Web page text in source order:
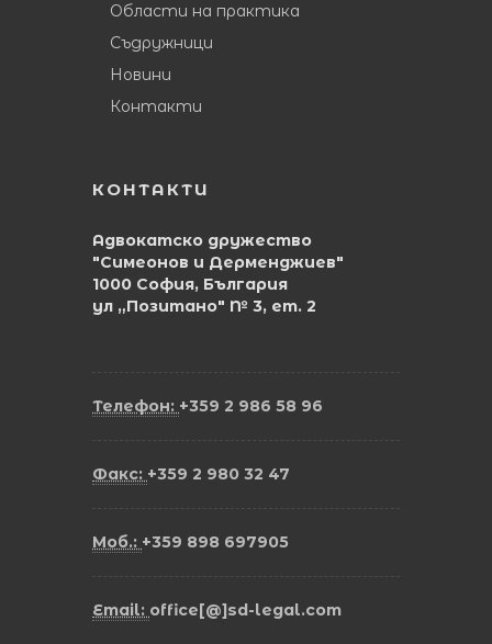
Области на практика
Съдружници
Новини
Контакти
КОНТАКТИ
Адвокатско дружество
"Симеонов и Дерменджиев"
1000 София, България
ул „Позитано" № 3, ет. 2
Телефон: +359 2 986 58 96
Факс: +359 2 980 32 47
Моб.: +359 898 697905
Email: office[@]sd-legal.com